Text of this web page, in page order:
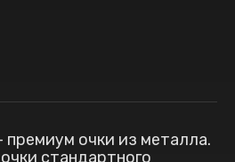
премиум очки из металла.
стандартного